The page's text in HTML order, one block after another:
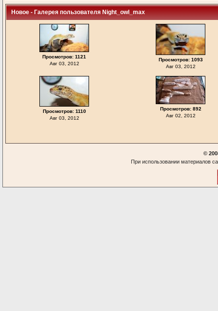
Новое - Галерея пользователя Night_owl_max
Просмотров: 1121
Авг 03, 2012
Просмотров: 1093
Авг 03, 2012
Просмотров: 1110
Авг 03, 2012
Просмотров: 892
Авг 02, 2012
©
При использовании материалов